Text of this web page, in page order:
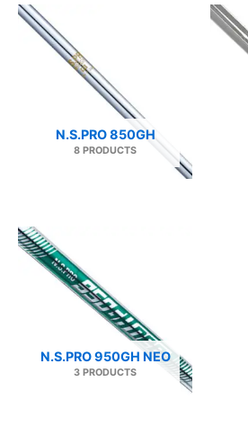
N.S.PRO 850GH
8 PRODUCTS
N.S.PRO 950GH NEO
3 PRODUCTS